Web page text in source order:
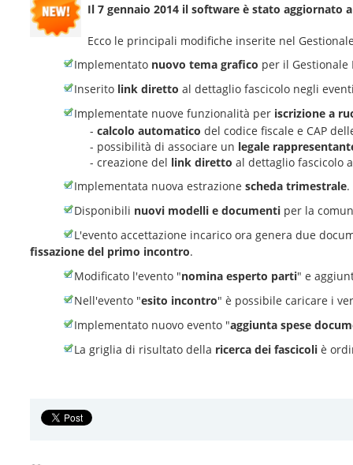
Il 7 gennaio 2014 il software è stato aggiornato
Ecco le principali modifiche inserite nel
Implementato nuovo tema grafico per il Gestionale
Inserito link diretto al dettaglio fascicolo negli
Implementate nuove funzionalità per iscrizione a
- calcolo automatico del codice fiscale e CAP
- possibilità di associare un legale
- creazione del link diretto al dettaglio fascicolo
Implementata nuova estrazione scheda trimestrale.
Disponibili nuovi modelli e documenti per la
L'evento accettazione incarico ora genera due
fissazione del primo incontro.
Modificato l'evento "nomina esperto parti" e
Nell'evento "esito incontro" è possibile caricare i
Implementato nuovo evento "aggiunta spese
La griglia di risultato della ricerca dei fascicoli è